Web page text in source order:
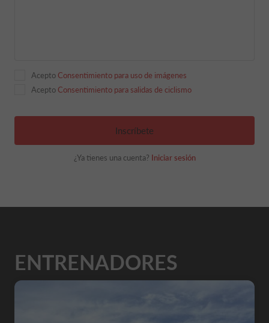
Acepto Consentimiento para uso de imágenes
Acepto Consentimiento para salidas de ciclismo
Inscríbete
¿Ya tienes una cuenta? Iniciar sesión
ENTRENADORES